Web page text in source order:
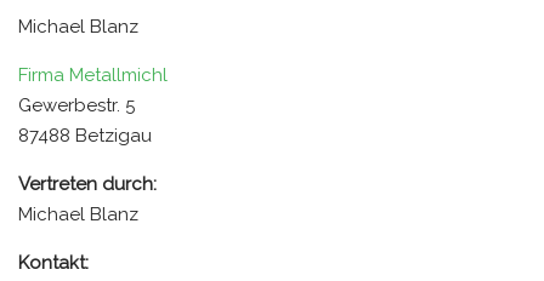
Michael Blanz
Firma Metallmichl
Gewerbestr. 5
87488 Betzigau
Vertreten durch:
Michael Blanz
Kontakt: